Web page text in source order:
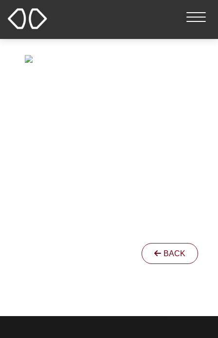
首页 常见问答
BACK